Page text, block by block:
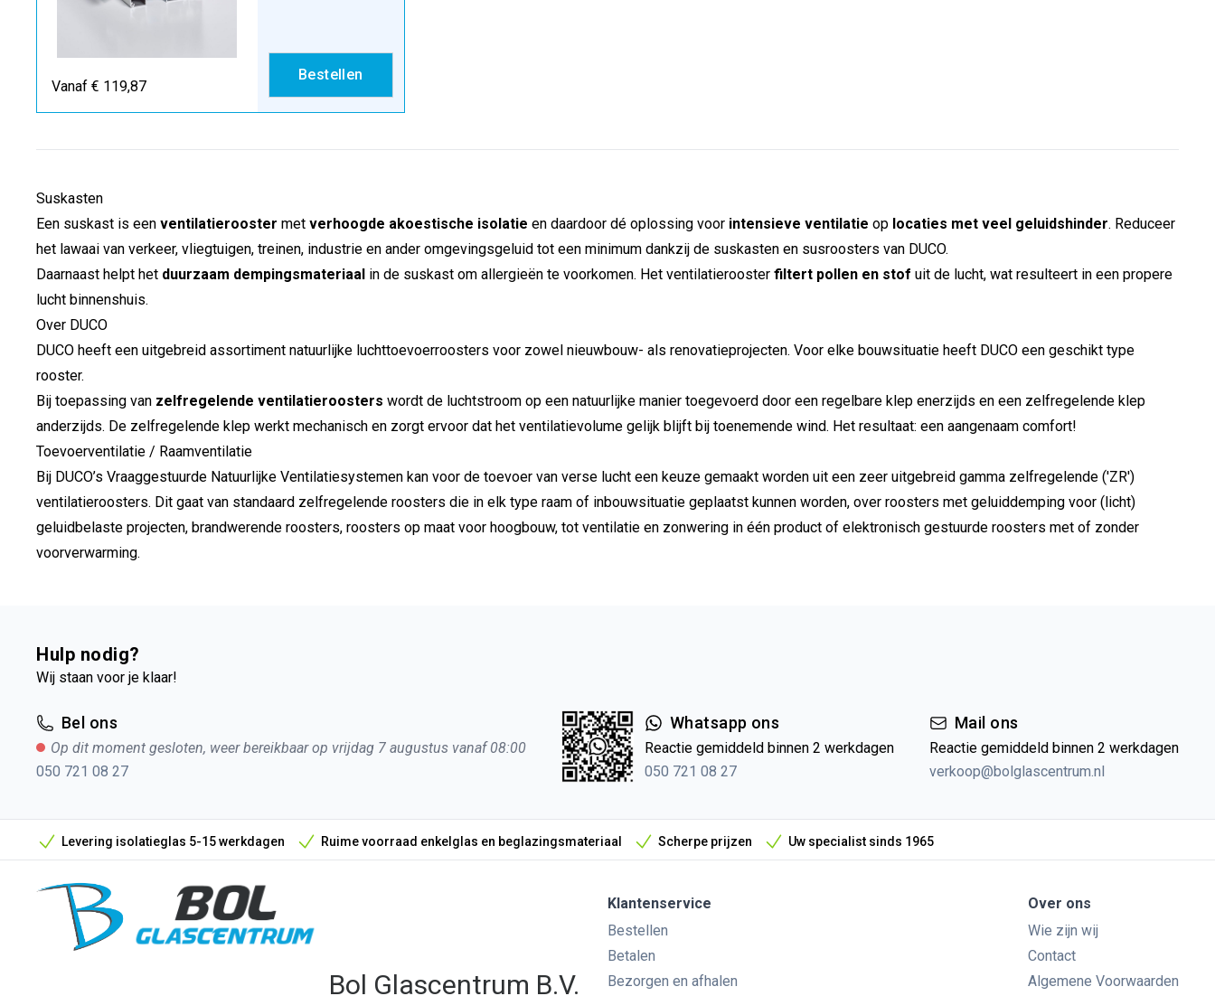
Vanaf € 119,87
Bestellen
Suskasten
Een suskast is een ventilatierooster met verhoogde akoestische isolatie en daardoor dé oplossing voor intensieve ventilatie op locaties met veel geluidshinder. Reduceer
het lawaai van verkeer, vliegtuigen, treinen, industrie en ander omgevingsgeluid tot een minimum dankzij de suskasten en susroosters van DUCO.
Daarnaast helpt het duurzaam dempingsmateriaal in de suskast om allergieën te voorkomen. Het ventilatierooster filtert pollen en stof uit de lucht, wat resulteert in een propere
lucht binnenshuis.
Over DUCO
DUCO heeft een uitgebreid assortiment natuurlijke luchttoevoerroosters voor zowel nieuwbouw- als renovatieprojecten. Voor elke bouwsituatie heeft DUCO een geschikt type
rooster.
Bij toepassing van zelfregelende ventilatieroosters wordt de luchtstroom op een natuurlijke manier toegevoerd door een regelbare klep enerzijds en een zelfregelende klep
anderzijds. De zelfregelende klep werkt mechanisch en zorgt ervoor dat het ventilatievolume gelijk blijft bij toenemende wind. Het resultaat: een aangenaam comfort!
Toevoerventilatie / Raamventilatie
Bij DUCO’s Vraaggestuurde Natuurlijke Ventilatiesystemen kan voor de toevoer van verse lucht een keuze gemaakt worden uit een zeer uitgebreid gamma zelfregelende ('ZR')
ventilatieroosters. Dit gaat van standaard zelfregelende roosters die in elk type raam of inbouwsituatie geplaatst kunnen worden, over roosters met geluiddemping voor (licht)
geluidbelaste projecten, brandwerende roosters, roosters op maat voor hoogbouw, tot ventilatie en zonwering in één product of elektronisch gestuurde roosters met of zonder
voorverwarming.
Hulp nodig?
Wij staan voor je klaar!
Bel ons
Op dit moment gesloten, weer bereikbaar op vrijdag 7 augustus vanaf 08:00
050 721 08 27
Whatsapp ons
Reactie gemiddeld binnen 2 werkdagen
050 721 08 27
Mail ons
Reactie gemiddeld binnen 2 werkdagen
verkoop@bolglascentrum.nl
Levering isolatieglas 5-15 werkdagen Ruime voorraad enkelglas en beglazingsmateriaal Scherpe prijzen Uw specialist sinds 1965
Bol Glascentrum B.V.
Klantenservice
Bestellen
Betalen
Bezorgen en afhalen
Over ons
Wie zijn wij
Contact
Algemene Voorwaarden